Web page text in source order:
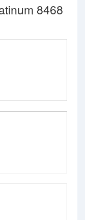
8468